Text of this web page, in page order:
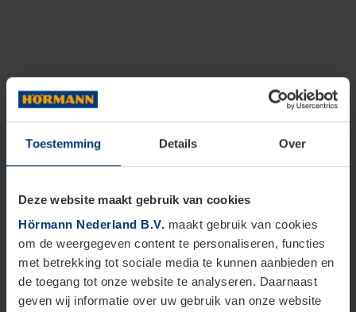
Toestemming Details Over
Deze website maakt gebruik van cookies
Hörmann Nederland B.V. maakt gebruik van cookies
om de weergegeven content te personaliseren, functies
met betrekking tot sociale media te kunnen aanbieden en
de toegang tot onze website te analyseren. Daarnaast
geven wij informatie over uw gebruik van onze website